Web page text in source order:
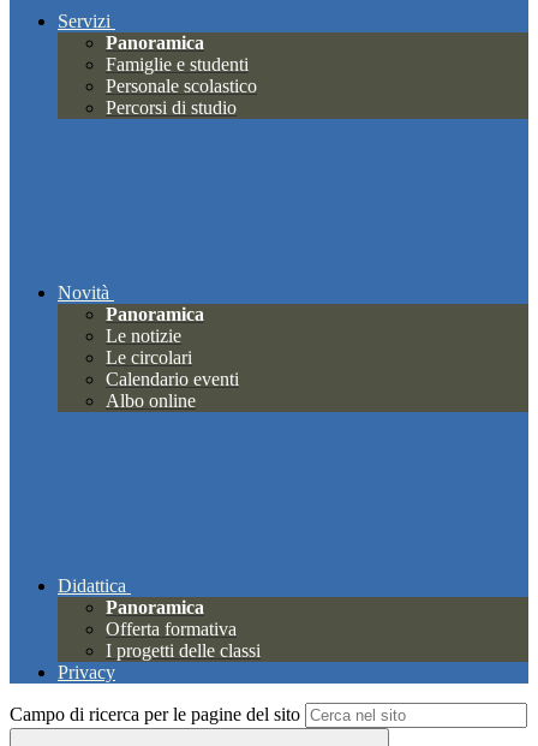
Servizi
Panoramica
Famiglie e studenti
Personale scolastico
Percorsi di studio
Novità
Panoramica
Le notizie
Le circolari
Calendario eventi
Albo online
Didattica
Panoramica
Offerta formativa
I progetti delle classi
Privacy
Campo di ricerca per le pagine del sito